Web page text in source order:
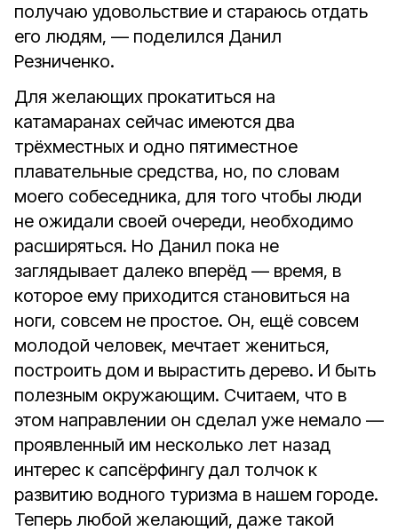
получаю удовольствие и стараюсь отдать
его людям, — поделился Данил
Резниченко.
Для желающих прокатиться на
катамаранах сейчас имеются два
трёхместных и одно пятиместное
плавательные средства, но, по словам
моего собеседника, для того чтобы люди
не ожидали своей очереди, необходимо
расширяться. Но Данил пока не
заглядывает далеко вперёд — время, в
которое ему приходится становиться на
ноги, совсем не простое. Он, ещё совсем
молодой человек, мечтает жениться,
построить дом и вырастить дерево. И быть
полезным окружающим. Считаем, что в
этом направлении он сделал уже немало —
проявленный им несколько лет назад
интерес к сапсёрфингу дал толчок к
развитию водного туризма в нашем городе.
Теперь любой желающий, даже такой